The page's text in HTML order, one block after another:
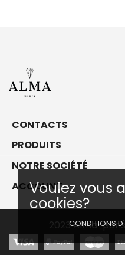
Voulez vous
cookies?
CONDITIONS
CONTACTS
PRODUITS
NOTRE SOCIÉTÉ
ACCOUNT
2023 Alma-